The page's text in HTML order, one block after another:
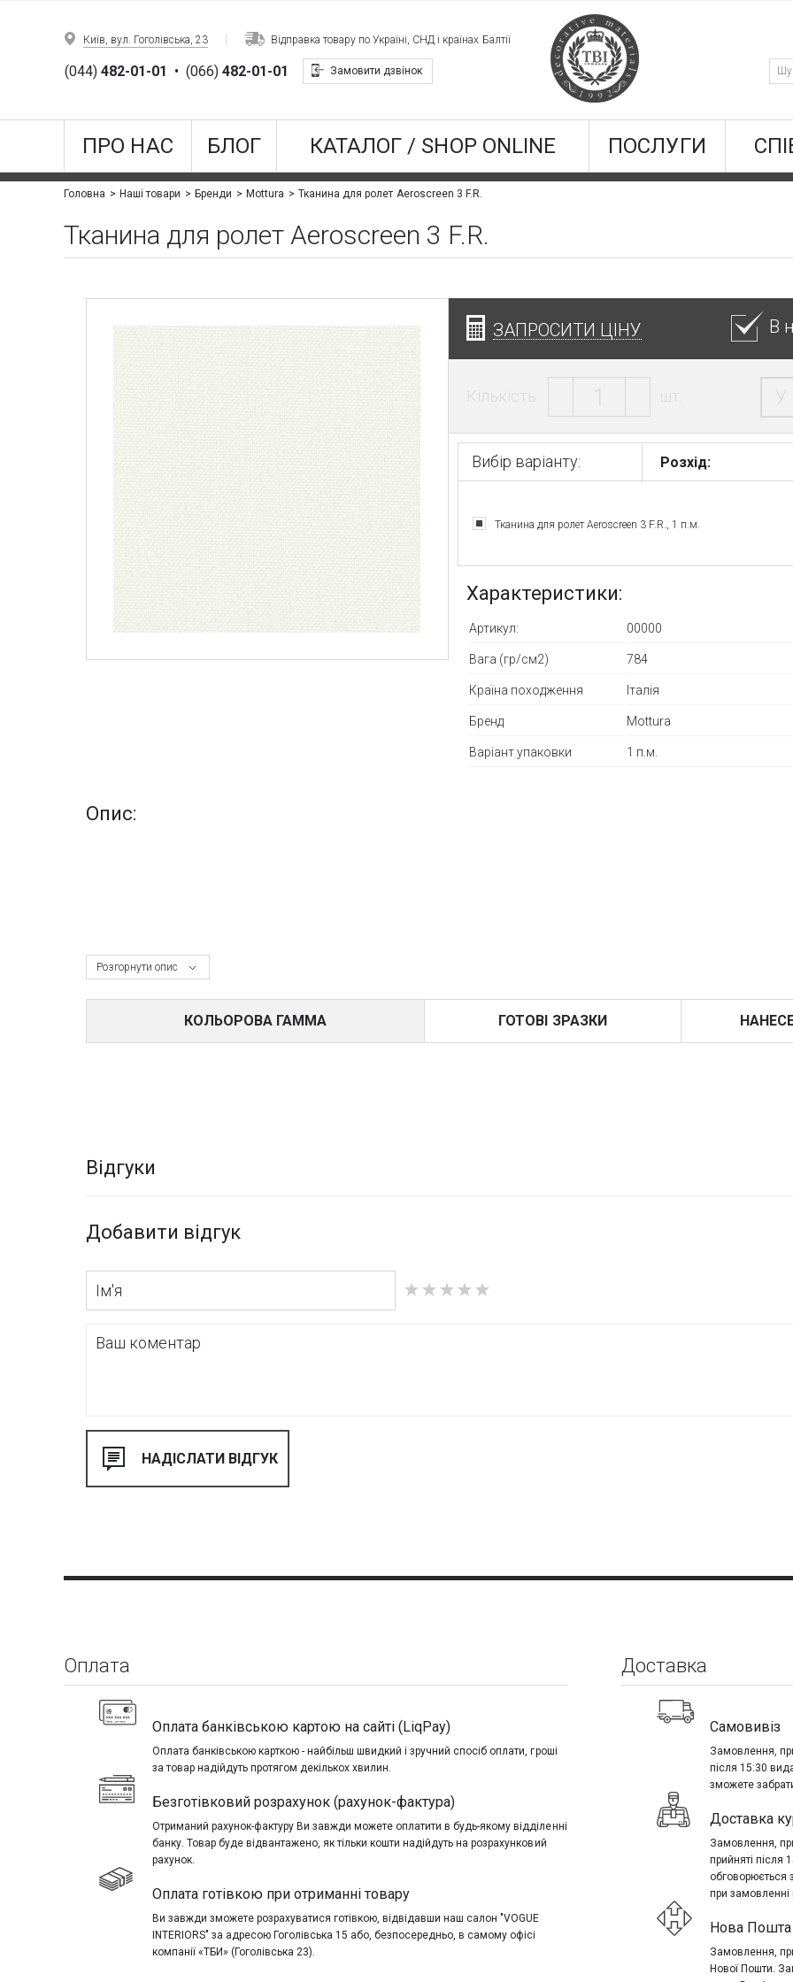
Київ, вул. Гоголівська, 23 Відправка товару по Україні, СНД і країнах Балтії
(044)482-01-01 • (066)482-01-01 Замовити дзвінок
ПРО НАС БЛОГ КАТАЛОГ / SHOP ONLINE ПОСЛУГИ
Головна Наші товари Бренди Mottura Тканина для ролет Aeroscreen 3 F.R.
Тканина для ролет Aeroscreen 3 F.R.
ЗАПРОСИТИ ЦІНУ В
Кількість: шт. У
Вибір варіанту: Розхід:
Тканина для ролет Aeroscreen 3 F.R., 1 п.м.
Характеристики:
Артикул: 00000
Вага (гр/см2) 784
Країна походження Італія
Бренд Mottura
Варіант упаковки 1 п.м.
Розгорнути опис
Опис:
КОЛЬОРОВА ГАММА ГОТОВІ ЗРАЗКИ
Відгуки
Добавити відгук
Оплата
Оплата банківською картою на сайті (LiqPay)
Оплата банківською карткою - найбільш швидкий і зручний спосіб оплати, гроші
за товар надійдуть протягом декількох хвилин.
Безготівковий розрахунок (рахунок-фактура)
Отриманий рахунок-фактуру Ви завжди можете оплатити в будь-якому відділенні
банку. Товар буде відвантажено, як тільки кошти надійдуть на розрахунковий
рахунок.
Оплата готівкою при отриманні товару
Ви завжди зможете розрахуватися готівкою, відвідавши наш салон "VOGUE
INTERIORS" за адресою Гоголівська 15 або, безпосередньо, в самому офісі
компанії «ТБИ» (Гоголівська 23).
Доставка
Самовивіз
Замовлення,
після 15:30
зможете
Доставка
Замовлення,
прийняті після
обговорюється
при замовленні
Нова Пошта
Замовлення,
Нової Пошти.